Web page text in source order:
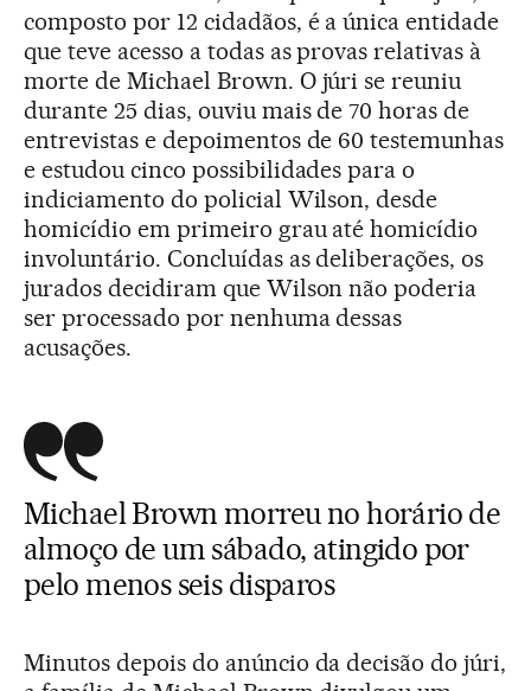
composto por 12 cidadãos, é a única entidade
que teve acesso a todas as provas relativas à
morte de Michael Brown. O júri se reuniu
durante 25 dias, ouviu mais de 70 horas de
entrevistas e depoimentos de 60 testemunhas
e estudou cinco possibilidades para o
indiciamento do policial Wilson, desde
homicídio em primeiro grau até homicídio
involuntário. Concluídas as deliberações, os
jurados decidiram que Wilson não poderia
ser processado por nenhuma dessas
acusações.
Michael Brown morreu no horário de
almoço de um sábado, atingido por
pelo menos seis disparos
Minutos depois do anúncio da decisão do júri,